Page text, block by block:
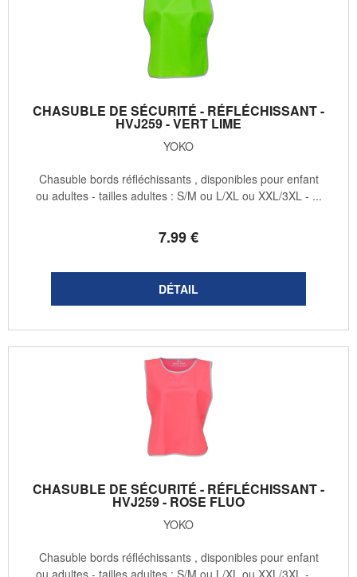
CHASUBLE DE SÉCURITÉ - RÉFLÉCHISSANT -
HVJ259 - VERT LIME
YOKO
7.99€
Chasuble bords réfléchissants , disponibles pour enfant
ou adultes - tailles adultes : S/M ou L/XL ou XXL/3XL - ...
CHASUBLE DE SÉCURITÉ - RÉFLÉCHISSANT -
HVJ259 - ROSE FLUO
YOKO
Chasuble bords réfléchissants , disponibles pour enfant
ou adultes - tailles adultes : S/M ou L/XL ou XXL/3XL - ...